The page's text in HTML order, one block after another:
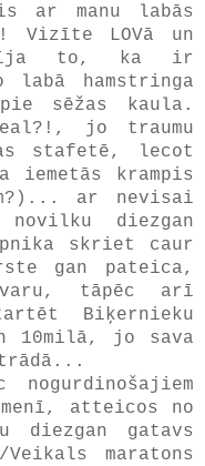
ar manu labās
Vizīte LOVā un
to, ka ir
hamstringa
sēžas kaula.
jo traumu
stafetē, lecot
krampis
ar nevisai
novilku diezgan
skriet caur
gan pateica,
tāpēc arī
Biķernieku
10milā, jo sava
atteicos no
gatavs
maratons